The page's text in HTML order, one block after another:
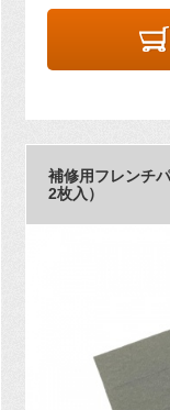
補修用フレンチ
2枚入）